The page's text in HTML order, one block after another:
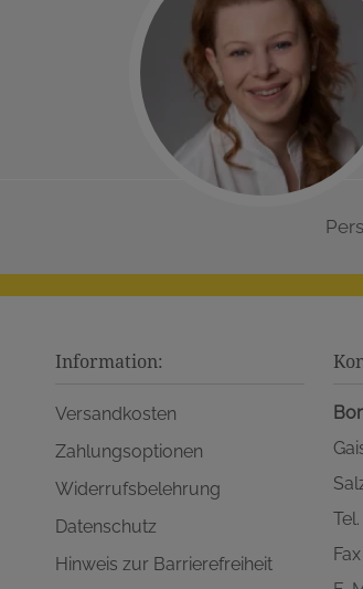
Information:
Versandkosten
Zahlungsoptionen
Widerrufsbelehrung
Datenschutz
Hinweis zur Barrierefreiheit